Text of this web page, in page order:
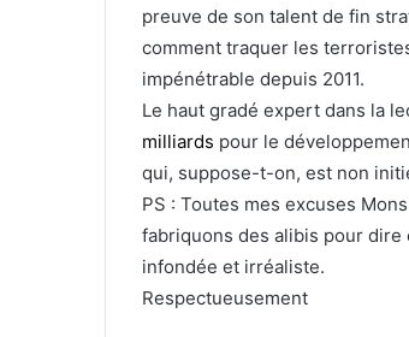
preuve de son talent de fin
comment traquer les
impénétrable depuis 2011.
Le haut gradé expert dans la
milliards pour le
qui, suppose-t-on, est non
PS : Toutes mes excuses
fabriquons des alibis pour dire
infondée et irréaliste.
Respectueusement